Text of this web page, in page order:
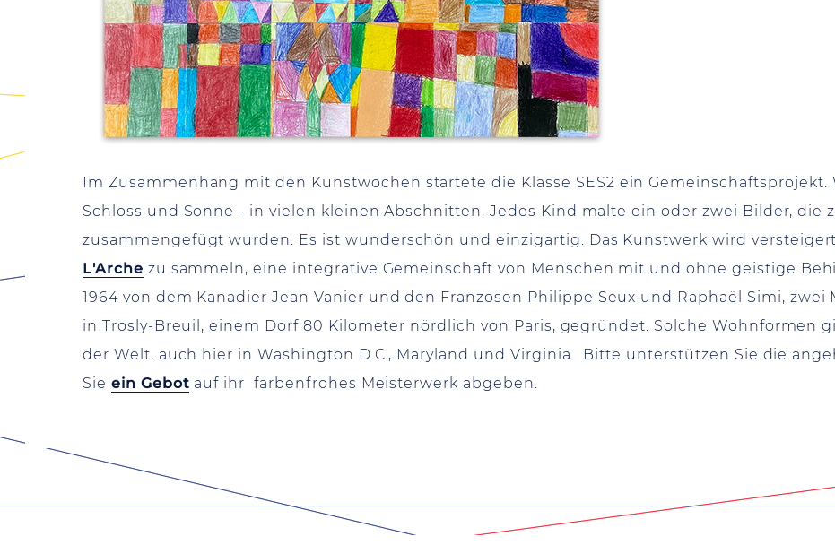
Im Zusammenhang mit den Kunstwochen startete die Klasse SES2 ein Gemeinschaftsprojekt.
Schloss und Sonne - in vielen kleinen Abschnitten. Jedes Kind malte ein oder zwei Bilder, die
zusammengefügt wurden. Es ist wunderschön und einzigartig. Das Kunstwerk wird
L'Arche zu sammeln, eine integrative Gemeinschaft von Menschen mit und ohne geistige
1964 von dem Kanadier Jean Vanier und den Franzosen Philippe Seux und Raphaël Simi,
in Trosly-Breuil, einem Dorf 80 Kilometer nördlich von Paris, gegründet. Solche Wohnformen
der Welt, auch hier in Washington D.C., Maryland und Virginia. Bitte unterstützen Sie die
Sie ein Gebot auf ihr farbenfrohes Meisterwerk abgeben.